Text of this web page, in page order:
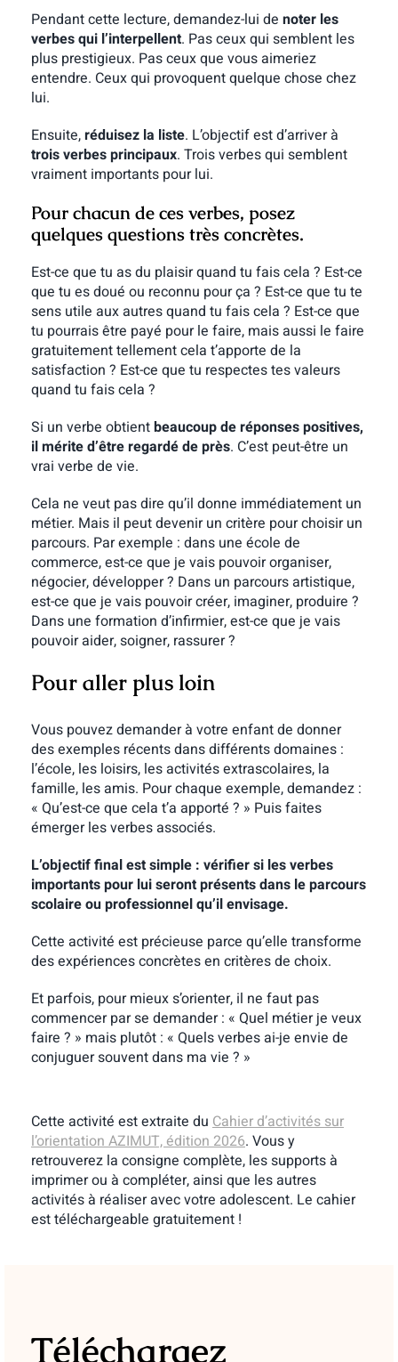
Pendant cette lecture, demandez-lui de noter les
verbes qui l’interpellent. Pas ceux qui semblent les
plus prestigieux. Pas ceux que vous aimeriez
entendre. Ceux qui provoquent quelque chose chez
lui.
Ensuite,réduisez la liste. L’objectif est d’arriver à
trois verbes principaux. Trois verbes qui semblent
vraiment importants pour lui.
Pour chacun de ces verbes, posez
quelques questions très concrètes.
Est-ce que tu as du plaisir quand tu fais cela ? Est-ce
que tu es doué ou reconnu pour ça ? Est-ce que tu te
sens utile aux autres quand tu fais cela ? Est-ce que
tu pourrais être payé pour le faire, mais aussi le faire
gratuitement tellement cela t’apporte de la
satisfaction ? Est-ce que tu respectes tes valeurs
quand tu fais cela ?
Si un verbe obtientbeaucoup de réponses positives,
il mérite d’être regardé de près. C’est peut-être un
vrai verbe de vie.
Cela ne veut pas dire qu’il donne immédiatement un
métier. Mais il peut devenir un critère pour choisir un
parcours. Par exemple : dans une école de
commerce, est-ce que je vais pouvoir organiser,
négocier, développer ? Dans un parcours artistique,
est-ce que je vais pouvoir créer, imaginer, produire ?
Dans une formation d’infirmier, est-ce que je vais
pouvoir aider, soigner, rassurer ?
Pour aller plus loin
Vous pouvez demander à votre enfant de donner
des exemples récents dans différents domaines :
l’école, les loisirs, les activités extrascolaires, la
famille, les amis. Pour chaque exemple, demandez :
« Qu’est-ce que cela t’a apporté ? » Puis faites
émerger les verbes associés.
L’objectif final est simple : vérifier si les verbes
importants pour lui seront présents dans le parcours
scolaire ou professionnel qu’il envisage.
Cette activité est précieuse parce qu’elle transforme
des expériences concrètes en critères de choix.
Et parfois, pour mieux s’orienter, il ne faut pas
commencer par se demander : « Quel métier je veux
faire ? » mais plutôt : « Quels verbes ai-je envie de
conjuguer souvent dans ma vie ? »
Cette activité est extraite du Cahier d’activités sur
l’orientation AZIMUT, édition 2026. Vous y
retrouverez la consigne complète, les supports à
imprimer ou à compléter, ainsi que les autres
activités à réaliser avec votre adolescent. Le cahier
est téléchargeable gratuitement !
Téléchargez